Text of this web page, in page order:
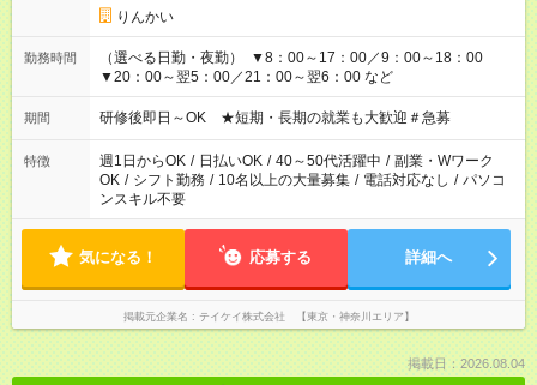
りんかい
勤務時間
（選べる日勤・夜勤） ▼8：00～17：00／9：00～18：00
▼20：00～翌5：00／21：00～翌6：00 など
期間 研修後即日～OK ★短期・長期の就業も大歓迎＃急募
特徴 週1日からOK / 日払いOK / 40～50代活躍中 / 副業・Wワーク
OK / シフト勤務 / 10名以上の大量募集 / 電話対応なし / パソコ
ンスキル不要
気になる！ 応募する 詳細へ
掲載元企業名 テイケイ株式会社 【東京・神奈川エリア】
掲載日：2026.08.04